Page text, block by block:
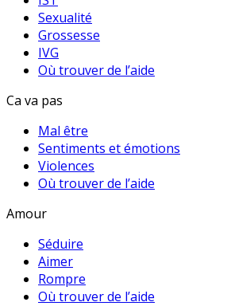
Sexualité
Grossesse
IVG
Où trouver de l’aide
Ca va pas
Mal être
Sentiments et émotions
Violences
Où trouver de l’aide
Amour
Séduire
Aimer
Rompre
Où trouver de l’aide